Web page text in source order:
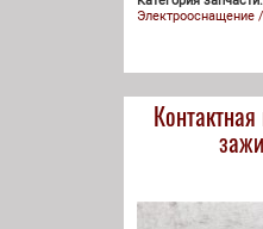
Электрооснащение